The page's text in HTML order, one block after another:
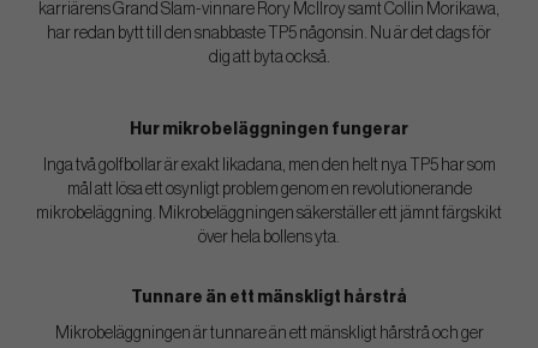
karriärens Grand Slam-vinnare Rory McIlroy samt Collin Morikawa,
har redan bytt till den snabbaste TP5 någonsin. Nu är det dags för
dig att byta också.
Hur mikrobeläggningen fungerar
Inga två golfbollar är exakt likadana, men den helt nya TP5 har som
mål att lösa ett osynligt problem genom en revolutionerande
mikrobeläggning. Mikrobeläggningen säkerställer ett jämnt färgskikt
över hela bollens yta.
Tunnare än ett mänskligt hårstrå
Mikrobeläggningen är tunnare än ett mänskligt hårstrå och ger